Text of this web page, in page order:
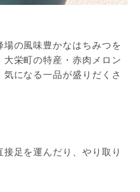
の風味豊かなはちみつを
栄町の特産・赤肉メロン
になる一品が盛りだくさ
足を運んだり、やり取り